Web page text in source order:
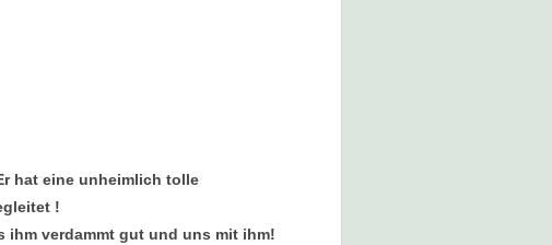
hat eine unheimlich tolle
!
ihm verdammt gut und uns mit ihm!